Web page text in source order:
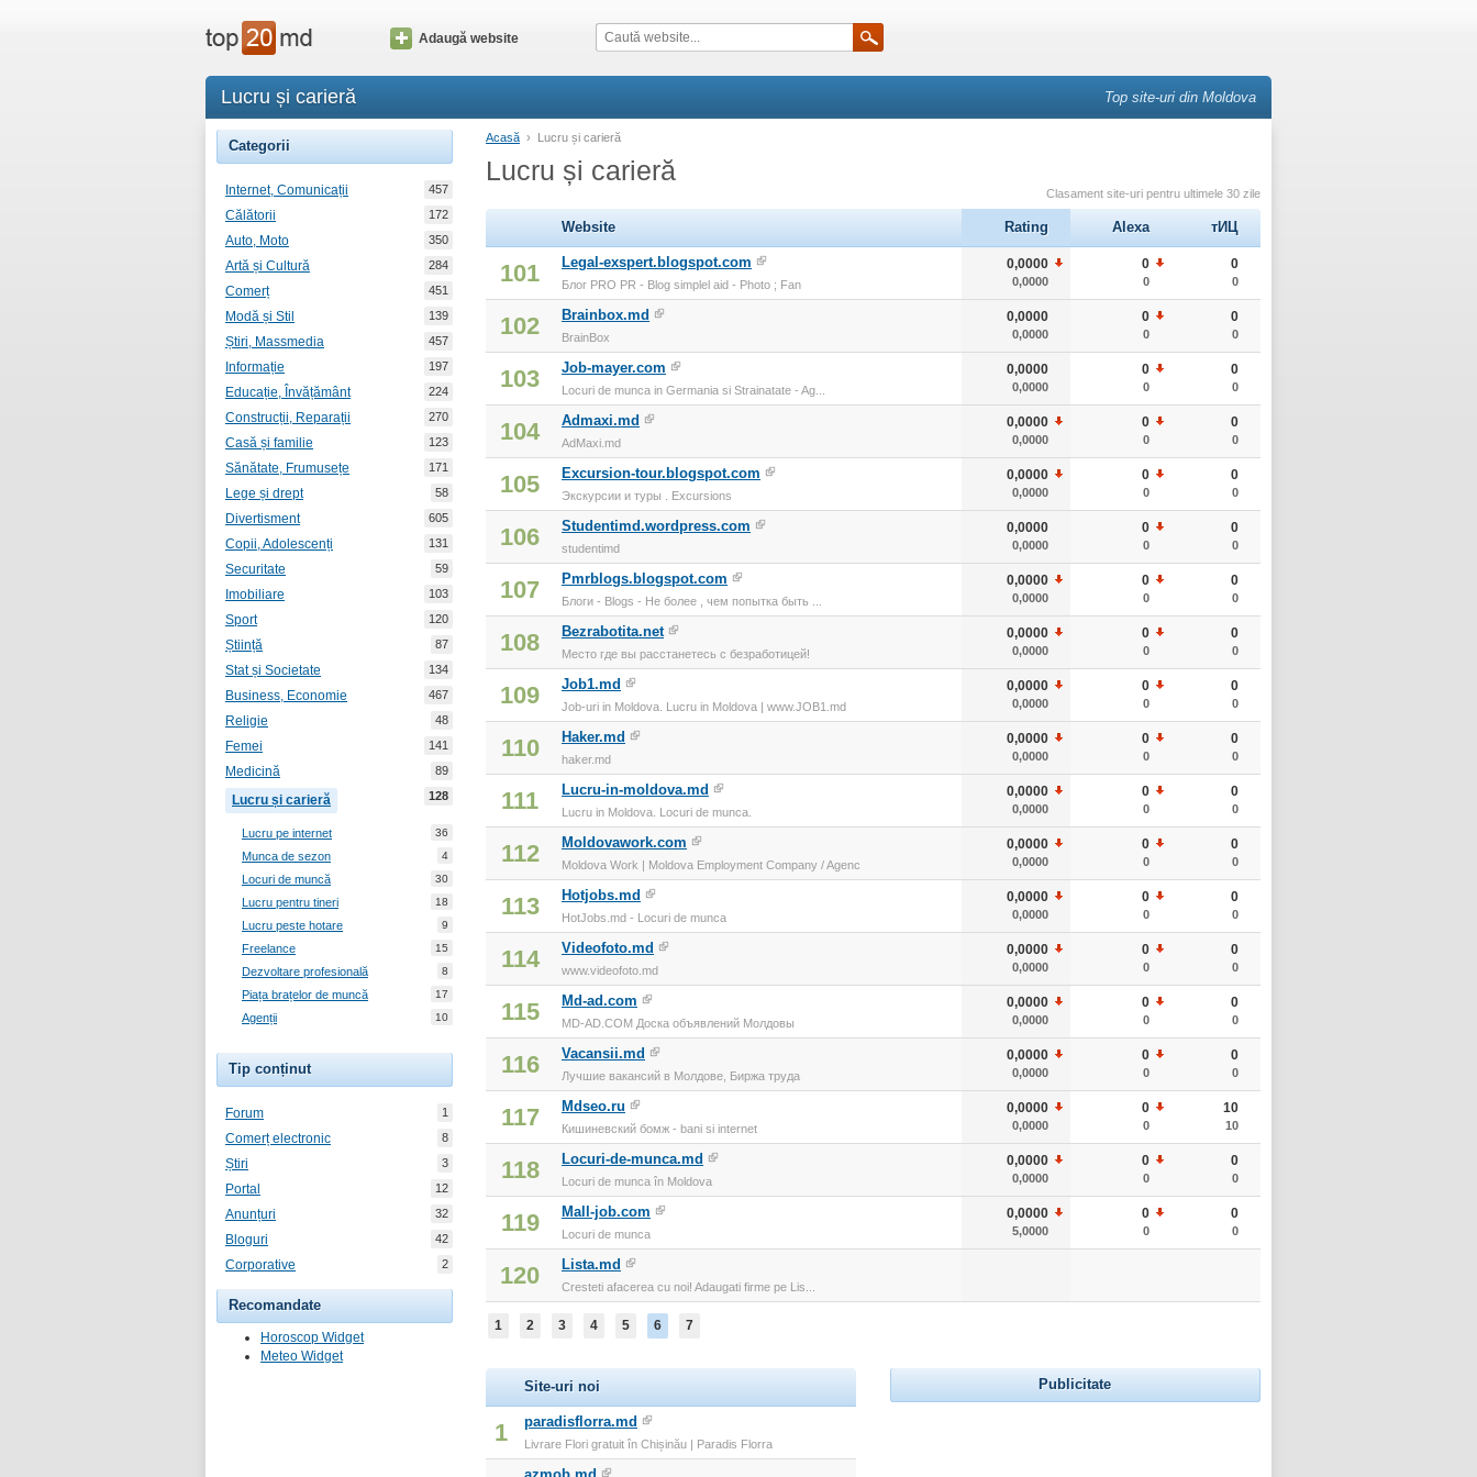
Adaugă website
Lucru și carieră Top site-uri din Moldova
Categorii
Internet, Comunicații 457
Călătorii 172
Auto, Moto 350
Artă și Cultură 284
Comerț 451
Modă și Stil 139
Știri, Massmedia 457
Informație 197
Educație, Învățământ 224
Construcții, Reparații 270
Casă și familie 123
Sănătate, Frumusețe 171
Lege și drept 58
Divertisment 605
Copii, Adolescenți 131
Securitate 59
Imobiliare 103
Sport 120
Știință 87
Stat și Societate 134
Business, Economie 467
Religie 48
Femei 141
Medicină 89
Lucru și carieră 128
Lucru pe internet 36
Munca de sezon 4
Locuri de muncă 30
Lucru pentru tineri 18
Lucru peste hotare 9
Freelance 15
Dezvoltare profesională 8
Piața brațelor de muncă 17
Agenții 10
Tip conținut
Forum 1
Comerț electronic 8
Știri 3
Portal 12
Anunțuri 32
Bloguri 42
Corporative 2
Recomandate
Horoscop Widget
Meteo Widget
Acasă › Lucru și carieră
Lucru și carieră
Clasament site-uri pentru ultimele 30 zile
Website Rating Alexa тИЦ
101 Legal-exspert.blogspot.com
Блог PRO PR - Blog simplel aid - Photo ; Fan
0,0000
0,0000
0
0
0
0
102 Brainbox.md
BrainBox
0,0000
0,0000
0
0
0
0
103 Job-mayer.com
Locuri de munca in Germania si Strainatate - Ag...
0,0000
0,0000
0
0
0
0
104 Admaxi.md
AdMaxi.md
0,0000
0,0000
0
0
0
0
105 Excursion-tour.blogspot.com
Экскурсии и туры . Excursions
0,0000
0,0000
0
0
0
0
106 Studentimd.wordpress.com
studentimd
0,0000
0,0000
0
0
0
0
107 Pmrblogs.blogspot.com
Блоги - Blogs - Не более , чем попытка быть ...
0,0000
0,0000
0
0
0
0
108 Bezrabotita.net
Место где вы расстанетесь с безработицей!
0,0000
0,0000
0
0
0
0
109 Job1.md
Job-uri in Moldova. Lucru in Moldova | www.JOB1.md
0,0000
0,0000
0
0
0
0
110 Haker.md
haker.md
0,0000
0,0000
0
0
0
0
111 Lucru-in-moldova.md
Lucru in Moldova. Locuri de munca.
0,0000
0,0000
0
0
0
0
112 Moldovawork.com
Moldova Work | Moldova Employment Company / Agenc
0,0000
0,0000
0
0
0
0
113 Hotjobs.md
HotJobs.md - Locuri de munca
0,0000
0,0000
0
0
0
0
114 Videofoto.md
www.videofoto.md
0,0000
0,0000
0
0
0
0
115 Md-ad.com
MD-AD.COM Доска объявлений Молдовы
0,0000
0,0000
0
0
0
0
116 Vacansii.md
Лучшие вакансий в Молдове, Биржа труда
0,0000
0,0000
0
0
0
0
117 Mdseo.ru
Кишиневский бомж - bani si internet
0,0000
0,0000
0
0
10
10
118 Locuri-de-munca.md
Locuri de munca în Moldova
0,0000
0,0000
0
0
0
0
119 Mall-job.com
Locuri de munca
0,0000
5,0000
0
0
0
0
120 Lista.md
Cresteti afacerea cu noi! Adaugati firme pe Lis...
1 2 3 4 5 6 7
Site-uri noi
1 paradisflorra.md
Livrare Flori gratuit în Chișinău | Paradis Florra
azmob.md
Publicitate